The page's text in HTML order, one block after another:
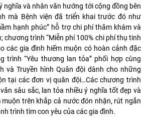
nghĩa và nhân văn hướng tới cộng đồng bên
mà Bệnh viện đã triển khai trước đó như
hạnh phúc” hỗ trợ chi phí thăm khám và
chương trình “Miễn phí 100% chi phí thụ tinh
các gia đình hiếm muộn có hoàn cảnh đặc
trình “Yêu thương lan tỏa” phối hợp cùng
và Truyền hình Quân đội dành cho những
tại các đơn vị quân đội…Các chương trình
sâu sắc, lan tỏa nhiều ý nghĩa tốt đẹp và
trên khắp cả nước đón nhận, rút ngắn
trình tìm con yêu của các gia đình.